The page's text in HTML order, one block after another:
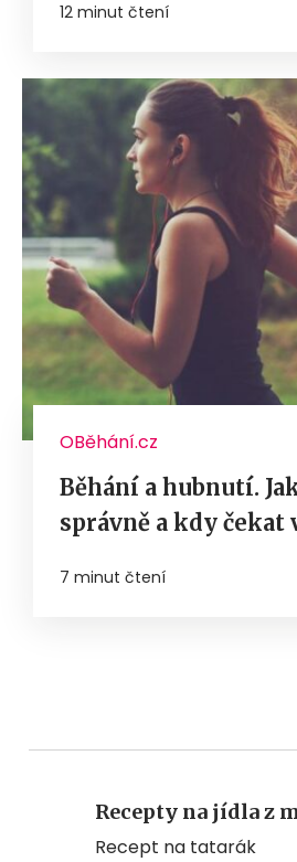
12 minut čtení
OBěhání.cz
Běhání a hubnutí.
správně a kdy
7 minut čtení
Recepty na jídla z
Recept na tatarák